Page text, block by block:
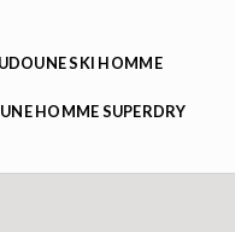
SKI HOMME
HOMME SUPERDRY